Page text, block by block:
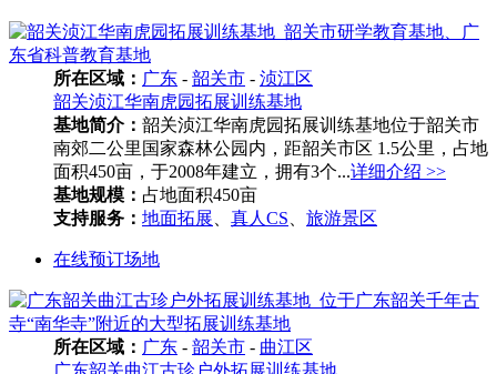
所在区域： 广东 - 韶关市 - 浈江区
韶关浈江华南虎园拓展训练基地
基地简介： 韶关浈江华南虎园拓展训练基地位于韶关市
南郊二公里国家森林公园内，距韶关市区 1.5公里，占地
面积450亩，于2008年建立，拥有3个...详细介绍 >>
基地规模： 占地面积450亩
支持服务： 地面拓展 真人CS 旅游景区
在线预订场地
所在区域： 广东 - 韶关市 - 曲江区
广东韶关曲江古珍户外拓展训练基地